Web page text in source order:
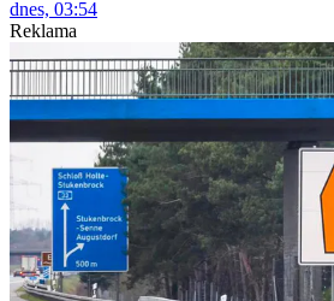
dnes, 03:54
Reklama